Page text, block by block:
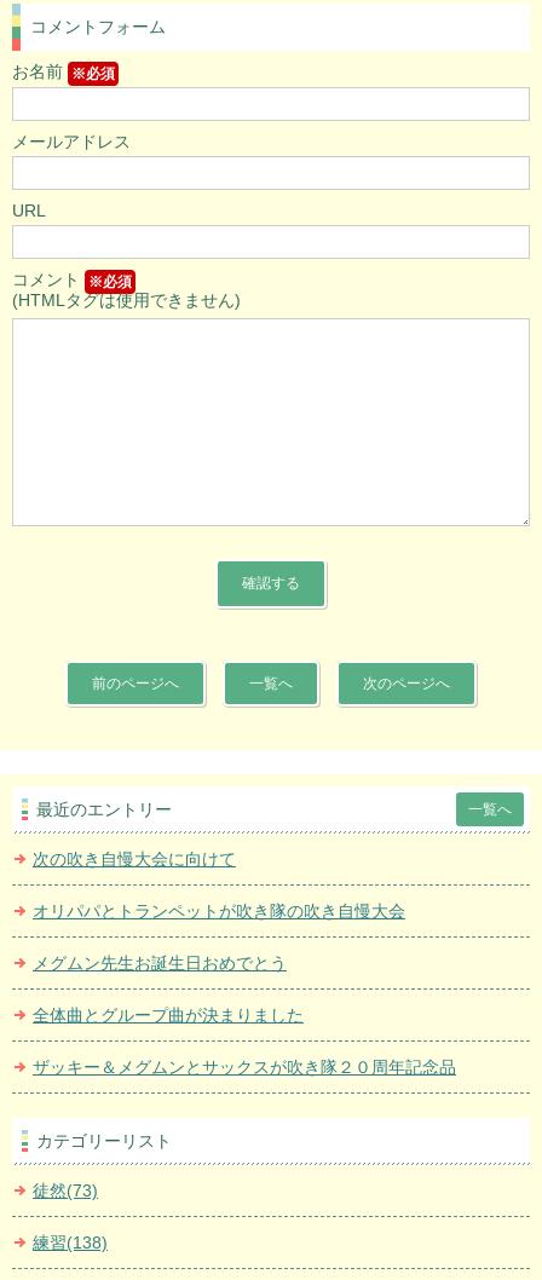
コメントフォーム
お名前 ※必須
メールアドレス
URL
コメント ※必須
(HTMLタグは使用できません)
前のページへ 一覧へ 次のページへ
最近のエントリー 一覧へ
次の吹き自慢大会に向けて
オリパパとトランペットが吹き隊の吹き自慢大会
メグムン先生お誕生日おめでとう
全体曲とグループ曲が決まりました
ザッキー＆メグムンとサックスが吹き隊２０周年記念品
カテゴリーリスト
徒然(73)
練習(138)